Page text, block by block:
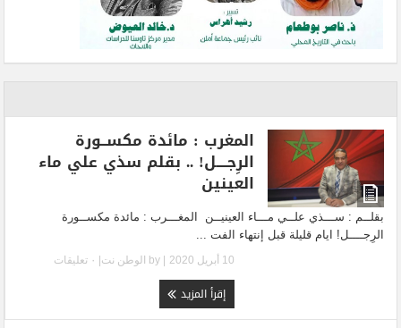
المغرب : مائدة مكســورة
الرِجــــل! .. بقلم سذي علي ماء
العينين
بقلــم : ســـذي علــي مـــاء العينيــن المغـــرب : مائدة مكســورة
الرِجــــل! ايام قليلة قبل إنتهاء الفت ...
10 أبريل 2020 | by الوطن نت
إقرأ المزيد